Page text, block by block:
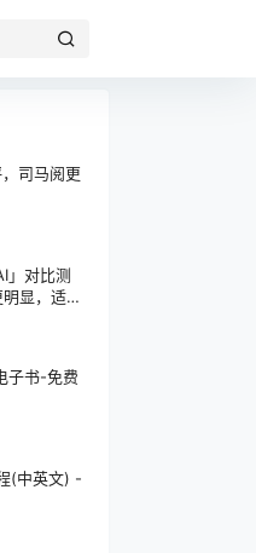
司马阅更
」对比测
显，适合
子书-免费
(中英文) -